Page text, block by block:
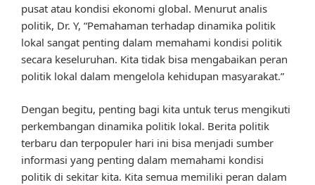
pusat atau kondisi ekonomi global. Menurut analis
politik, Dr. Y, “Pemahaman terhadap dinamika politik
lokal sangat penting dalam memahami kondisi politik
secara keseluruhan. Kita tidak bisa mengabaikan peran
politik lokal dalam mengelola kehidupan masyarakat.”
Dengan begitu, penting bagi kita untuk terus mengikuti
perkembangan dinamika politik lokal. Berita politik
terbaru dan terpopuler hari ini bisa menjadi sumber
informasi yang penting dalam memahami kondisi
politik di sekitar kita. Kita semua memiliki peran dalam